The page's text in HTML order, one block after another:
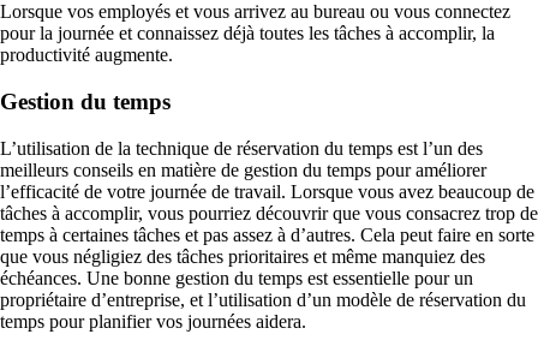
Lorsque vos employés et vous arrivez au bureau ou vous connectez
pour la journée et connaissez déjà toutes les tâches à accomplir, la
productivité augmente.
Gestion du temps
L’utilisation de la technique de réservation du temps est l’un des
meilleurs conseils en matière de gestion du temps pour améliorer
l’efficacité de votre journée de travail. Lorsque vous avez beaucoup de
tâches à accomplir, vous pourriez découvrir que vous consacrez trop de
temps à certaines tâches et pas assez à d’autres. Cela peut faire en sorte
que vous négligiez des tâches prioritaires et même manquiez des
échéances. Une bonne gestion du temps est essentielle pour un
propriétaire d’entreprise, et l’utilisation d’un modèle de réservation du
temps pour planifier vos journées aidera.